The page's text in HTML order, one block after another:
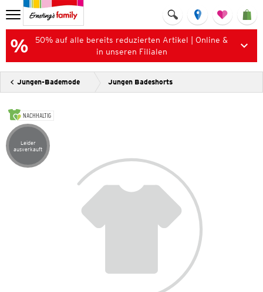
50% auf alle bereits reduzierten Artikel | Online &
in unseren Filialen
Jungen-Bademode Jungen Badeshorts
NACHHALTIG
Artikel leider ausverkauft
Leider
ausverkauft